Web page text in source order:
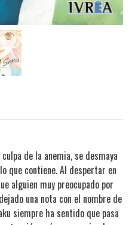
de la anemia, se desmaya
que contiene. Al despertar en
alguien muy preocupado por
una nota con el nombre de
siempre ha sentido que pasa